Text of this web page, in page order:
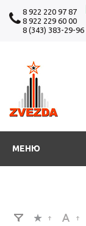
8 922 220 97 87
8 922 229 60 00
8 (343) 383-29-96
МЕНЮ